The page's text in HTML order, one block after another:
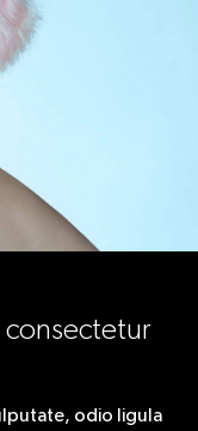
consectetur
odio ligula